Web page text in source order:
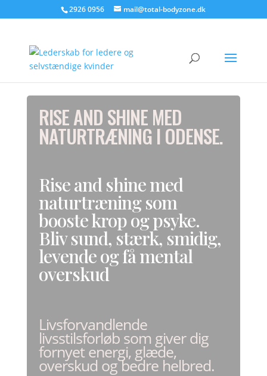
2926 0956 mail@total-bodyzone.dk
RISE AND SHINE MED
NATURTRÆNING I ODENSE.
Rise and shine med
naturtræning som
booste krop og psyke.
Bliv sund, stærk, smidig,
levende og få mental
overskud
Livsforvandlende
livsstilsforløb som giver dig
fornyet energi, glæde,
overskud og bedre helbred.